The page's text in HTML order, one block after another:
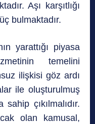
Aşı karşıtlığı
bulmaktadır.
yarattığı piyasa
temelini
ilişkisi göz ardı
ile oluşturulmuş
çıkılmalıdır.
olan kamusal,